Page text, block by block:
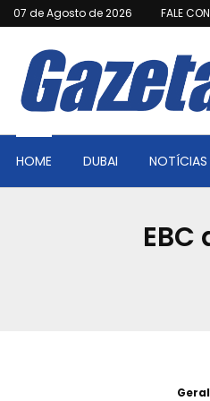
07 de Agosto de 2026 FALE
HOME DUBAI NOTÍCIAS
Geral